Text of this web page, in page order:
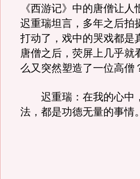
《西游记》中的唐僧让
迟重瑞坦言，多年之后拍
打动了，戏中的哭戏都是
唐僧之后，荧屏上几乎就
么又突然塑造了一位高僧
迟重瑞：在我的心中
法，都是功德无量的事情。